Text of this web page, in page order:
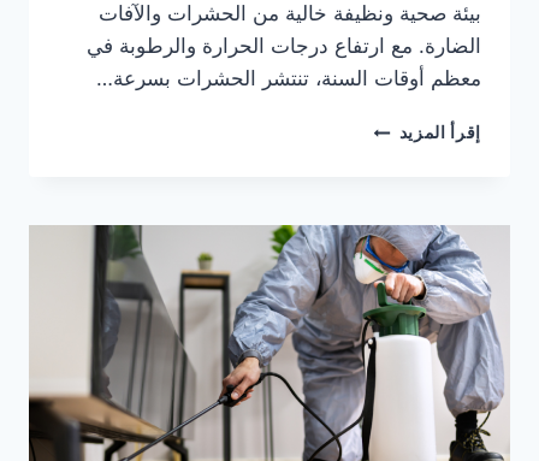
بيئة صحية ونظيفة خالية من الحشرات والآفات
الضارة. مع ارتفاع درجات الحرارة والرطوبة في
معظم أوقات السنة، تنتشر الحشرات بسرعة…
إقرأ المزيد شركة
عجمان
0553690604
ضمان
100%